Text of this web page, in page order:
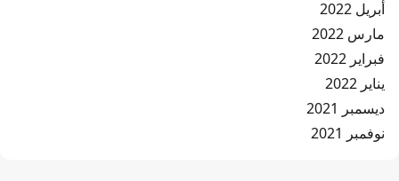
أبريل 2022
مارس 2022
فبراير 2022
يناير 2022
ديسمبر 2021
نوفمبر 2021